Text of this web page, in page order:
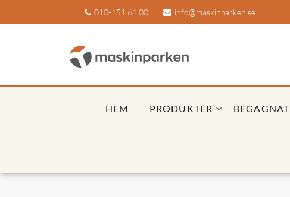
010-151 61 00 info@maskinparken.se
HEM PRODUKTER BEGAGNAT